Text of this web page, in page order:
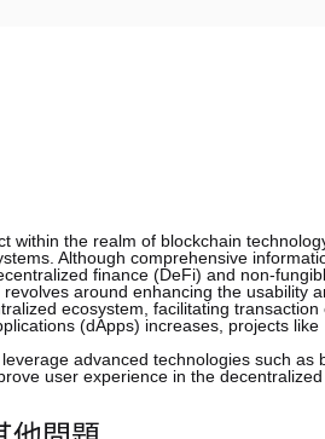
within the realm of blockchain
Although comprehensive
finance (DeFi) and non-
around enhancing the usability
ecosystem, facilitating
(dApps) increases, projects
advanced technologies such
user experience in the